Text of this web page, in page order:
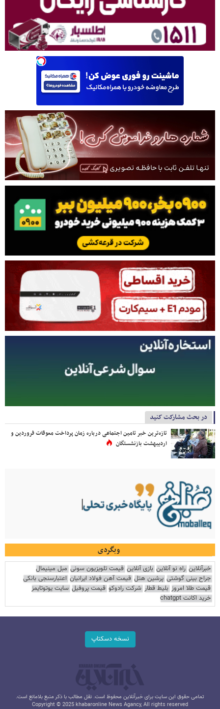
در بحث مشارکت کنید
تازه‌ترین خبر تامین اجتماعی درباره زمان پرداخت معوقات فروردین و
اردیبهشت بازنشستگان
وبگردی
خبرآنلاین راه نو آنلاین بازی آنلاین قیمت تلویزیون سونی مبل مینیمال
جراح بینی گوشتی پرشین هتل قیمت آهن فولاد ایرانیان اعتبارسنجی بانکی
قیمت طلا امروز بلیط قطار شرکت رادوکو قیمت پروفیل سایت یوتوتایمز
خرید اکانت chatgpt
نسخه دسکتاپ
تمامی حقوق این سایت برای خبرآنلاین محفوظ است. نقل مطالب با ذکر منبع بلامانع است.
Copyright © 2025 khabaronline News Agancy, All rights reserved